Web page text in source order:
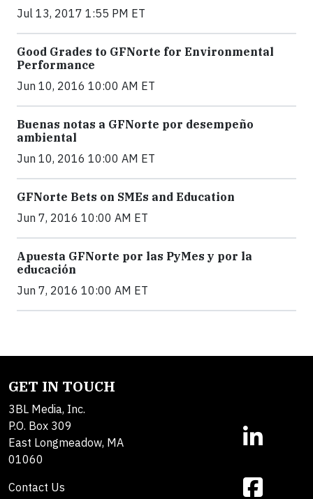
Jul 13, 2017 1:55 PM ET
Good Grades to GFNorte for Environmental
Performance
Jun 10, 2016 10:00 AM ET
Buenas notas a GFNorte por desempeño
ambiental
Jun 10, 2016 10:00 AM ET
GFNorte Bets on SMEs and Education
Jun 7, 2016 10:00 AM ET
Apuesta GFNorte por las PyMes y por la
educación
Jun 7, 2016 10:00 AM ET
GET IN TOUCH
3BL Media, Inc.
P.O. Box 309
East Longmeadow, MA
01060
Contact Us